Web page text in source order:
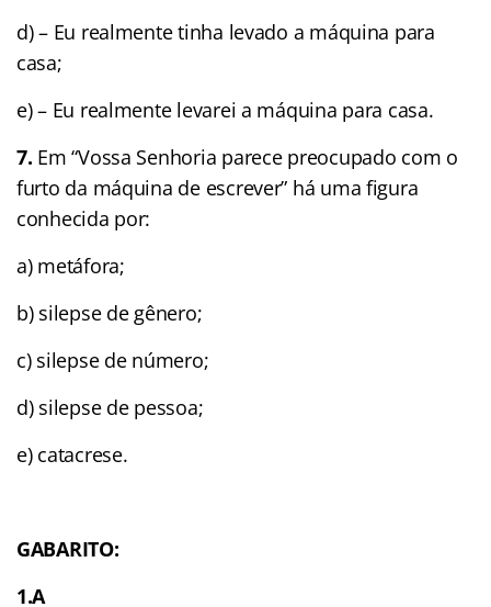
d) – Eu realmente tinha levado a máquina para
casa;
e) – Eu realmente levarei a máquina para casa.
7. Em “Vossa Senhoria parece preocupado com o
furto da máquina de escrever” há uma figura
conhecida por:
a) metáfora;
b) silepse de gênero;
c) silepse de número;
d) silepse de pessoa;
e) catacrese.
GABARITO:
1.A